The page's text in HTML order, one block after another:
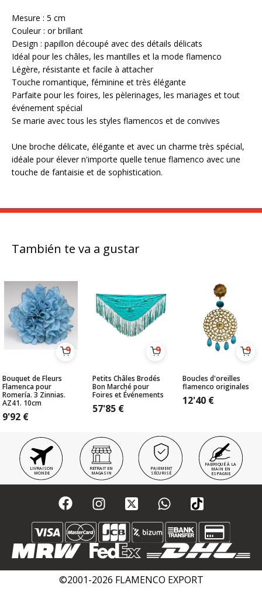
Mesure : 5 cm
Couleur : or brillant
Design : papillon découpé avec des détails délicats
Idéal pour les châles, les mantilles et la mode flamenco
Légère, résistante et facile à attacher
Touche romantique, féminine et très élégante
Parfaite pour les foires, les pèlerinages, les mariages et tout
événement spécial
Se marie avec tous les styles flamencos et de convives
Une broche délicate, élégante et avec un charme très spécial,
idéale pour élever n'importe quelle tenue flamenco avec une
touche de fantaisie et de sophistication.
También te va a gustar
Bouquet de Fleurs
Flamenca pour
Romería. 3 Zinnias.
AZ41. 10cm
9'92 €
Petits Châles Brodés
Bon Marché pour
Foires et Événements
57'85 €
Boucles d'oreilles
flamenco originales
12'40 €
LIVRAISON
MONDE
RETRAIT EN
MAGASIN
PAIEMENT
SÉCURISÉ
FABRIQUÉ À LA
MAIN EN
ESPAGNE
©2001-2026 FLAMENCO EXPORT